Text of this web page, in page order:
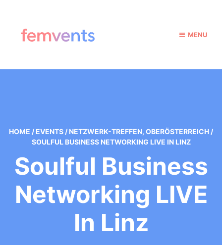
MENU
HOME / EVENTS / NETZWERK-TREFFEN, OBERÖSTERREICH /
SOULFUL BUSINESS NETWORKING LIVE IN LINZ
Soulful Business
Networking LIVE
In Linz